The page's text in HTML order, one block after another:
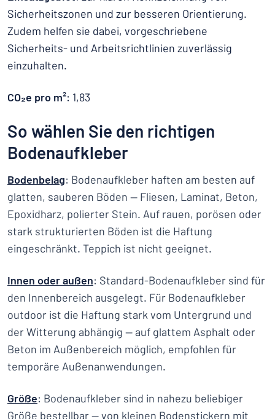
Sicherheitszonen und zur besseren Orientierung.
Zudem helfen sie dabei, vorgeschriebene
Sicherheits- und Arbeitsrichtlinien zuverlässig
einzuhalten.
CO₂e pro m²: 1,83
So wählen Sie den richtigen
Bodenaufkleber
Bodenbelag: Bodenaufkleber haften am besten auf
glatten, sauberen Böden — Fliesen, Laminat, Beton,
Epoxidharz, polierter Stein. Auf rauen, porösen oder
stark strukturierten Böden ist die Haftung
eingeschränkt. Teppich ist nicht geeignet.
Innen oder außen: Standard-Bodenaufkleber sind für
den Innenbereich ausgelegt. Für Bodenaufkleber
outdoor ist die Haftung stark vom Untergrund und
der Witterung abhängig — auf glattem Asphalt oder
Beton im Außenbereich möglich, empfohlen für
temporäre Außenanwendungen.
Größe: Bodenaufkleber sind in nahezu beliebiger
Größe bestellbar — von kleinen Bodenstickern mit